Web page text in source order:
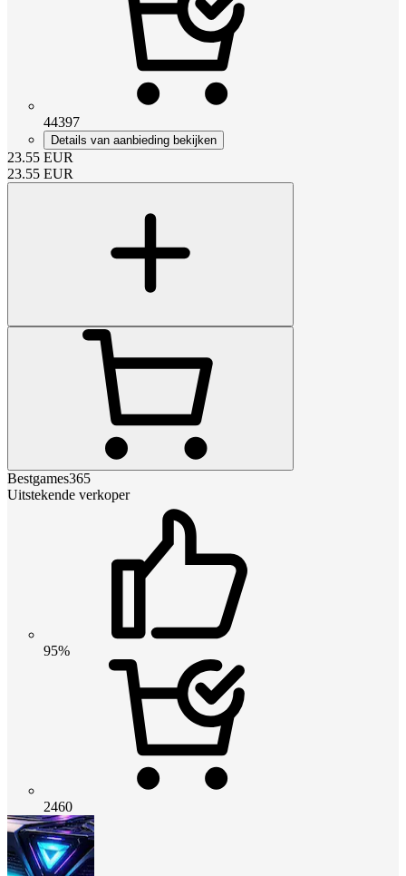
44397
Details van aanbieding bekijken
23.55 EUR
23.55 EUR
Bestgames365
Uitstekende verkoper
95%
2460